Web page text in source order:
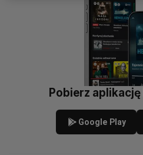
Pobierz
Google Play